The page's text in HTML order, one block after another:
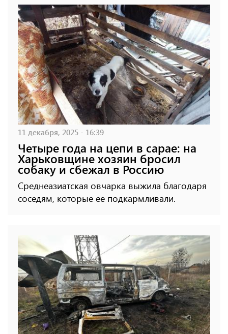
11 декабря, 2025 - 16:39
Четыре года на цепи в сарае: на
Харьковщине хозяин бросил
собаку и сбежал в Россию
Среднеазиатская овчарка выжила благодаря
соседям, которые ее подкармливали.